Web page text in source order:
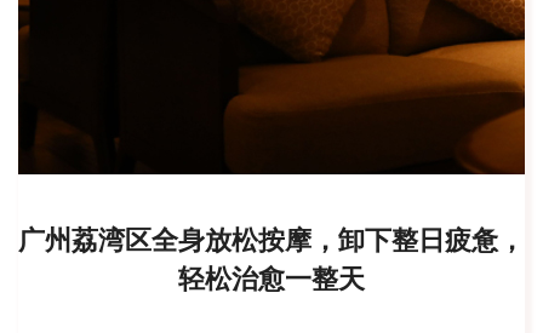
广州荔湾区全身放松按摩，卸下整日疲惫，
轻松治愈一整天